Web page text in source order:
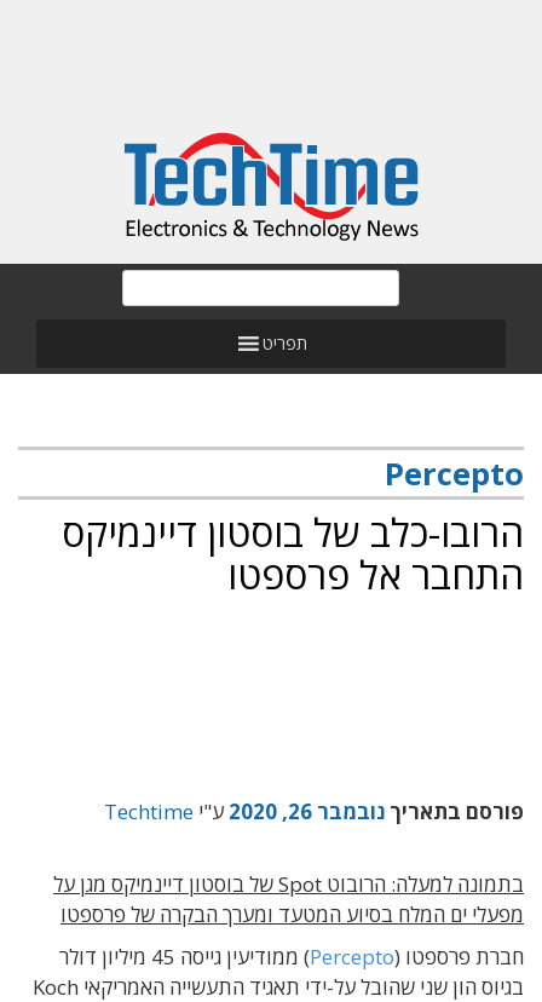
תפריט
Percepto
הרובו-כלב של בוסטון דיינמיקס
התחבר אל פרספטו
פורסם בתאריך נובמבר 26, 2020 ע"י Techtime
בתמונה למעלה: הרובוט Spot של בוסטון דיינמיקס מגן על
מפעלי ים המלח בסיוע המטעד ומערך הבקרה של פרספטו
חברת פרספטו (Percepto
) ממודיעין גייסה 45 מיליון דולר
בגיוס הון שני שהובל על-ידי תאגיד התעשייה האמריקאי Koch